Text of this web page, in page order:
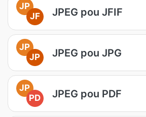
JP
JF
JPEG pou JFIF
JP
JP
JPEG pou JPG
JP
PD
JPEG pou PDF